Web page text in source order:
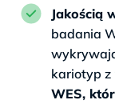
Jakością
badania
kariotyp z
WES,